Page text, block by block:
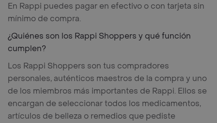
En Rappi puedes pagar en efectivo o con tarjeta sin
mínimo de compra.
¿Quiénes son los Rappi Shoppers y qué función
cumplen?
Los Rappi Shoppers son tus compradores
personales, auténticos maestros de la compra y uno
de los miembros más importantes de Rappi. Ellos se
encargan de seleccionar todos los medicamentos,
artículos de belleza o remedios que pediste